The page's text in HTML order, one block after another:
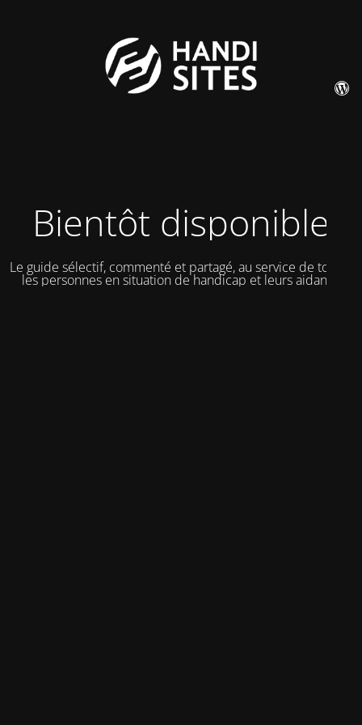
Bientôt disponible
Le guide sélectif, commenté et partagé, au service de toutes
les personnes en situation de handicap et leurs aidants.